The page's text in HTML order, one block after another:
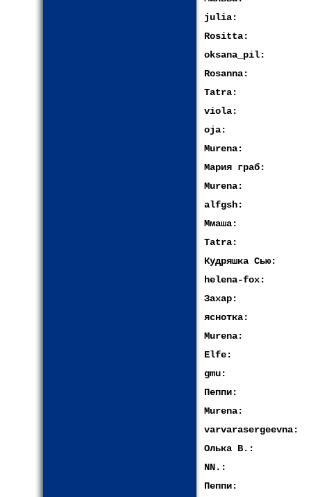
julia:
Rositta:
oksana_pil:
Rosanna:
Tatra:
viola:
oja:
Murena:
Мария граб:
Murena:
alfgsh:
Ммаша:
Tatra:
Кудряшка Сью:
helena-fox:
Захар:
яснотка:
Murena:
Elfe:
gmu:
Пеппи:
Murena:
varvarasergeevna:
Олька В.:
NN.:
Пеппи: